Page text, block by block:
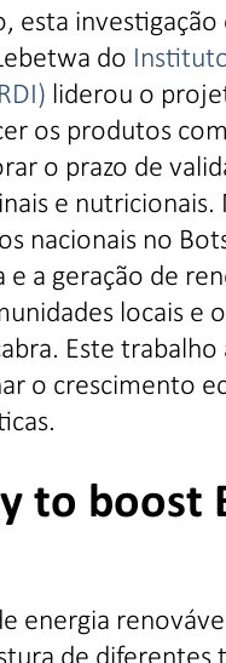
do
liderou o
os produtos
o prazo de
e
nacionais no
a geração de
locais e
Este trabalho
o crescimento
to boost
energia
de diferentes